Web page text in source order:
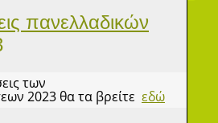
πανελλαδικών
των
2023 θα τα βρείτε εδώ